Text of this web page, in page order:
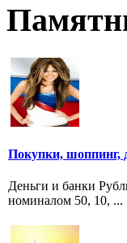
Покупки, шоппинг,
Деньги и банки
номиналом 50, 10, ...